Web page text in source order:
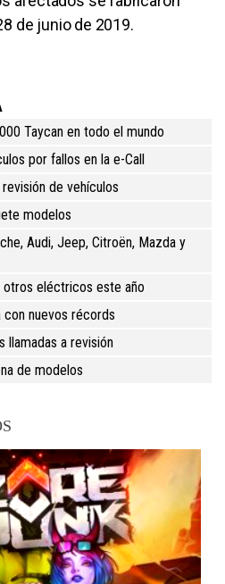
de junio de 2019.
Taycan en todo el mundo
por fallos en la e-Call
de vehículos
modelos
Audi, Jeep, Citroën, Mazda y
otros eléctricos este año
con nuevos récords
llamadas a revisión
de modelos